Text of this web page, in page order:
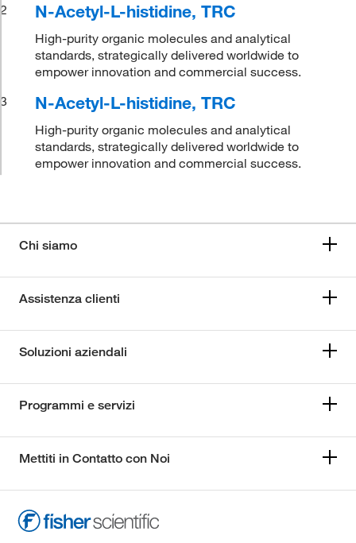
2
N-Acetyl-L-histidine, TRC
High-purity organic molecules and analytical
standards, strategically delivered worldwide to
empower innovation and commercial success.
3
N-Acetyl-L-histidine, TRC
High-purity organic molecules and analytical
standards, strategically delivered worldwide to
empower innovation and commercial success.
Chi siamo
Assistenza clienti
Soluzioni aziendali
Programmi e servizi
Mettiti in Contatto con Noi